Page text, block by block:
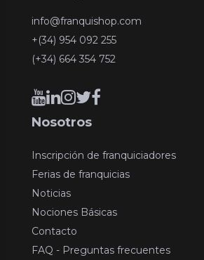
info@franquishop.com
+(34) 954 092 255
(+34) 664 354 752
Nosotros
Inscripción de franquiciadores
Ferias de franquicias
Noticias
Nociones Básicas
Contacto
FAQ - Preguntas frecuentes